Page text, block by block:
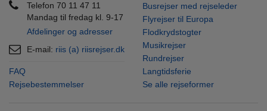
Telefon 70 11 47 11
Mandag til fredag kl. 9-17
Afdelinger og adresser
E-mail: riis (a) riisrejser.dk
FAQ
Rejsebestemmelser
Busrejser med rejseleder
Flyrejser til Europa
Flodkrydstogter
Musikrejser
Rundrejser
Langtidsferie
Se alle rejseformer